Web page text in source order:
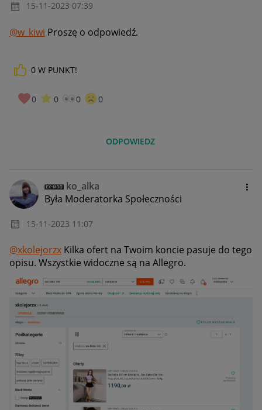
‎15-11-2023 07:39
@w_kiwi Proszę o odpowiedź.
0 W PUNKT!
0 0 0 0
ODPOWIEDZ
ko_alka
Była Moderatorka Społeczności
‎15-11-2023 11:07
@xkolejorzx Kilka ofert na Twoim koncie pasuje do tego
opisu. Wszystkie widoczne są na Allegro.